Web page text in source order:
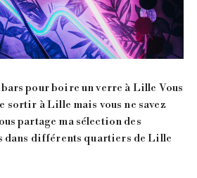
pour boire un verre à Lille Vous
sortir à Lille mais vous ne savez
partage ma sélection des
dans différents quartiers de Lille